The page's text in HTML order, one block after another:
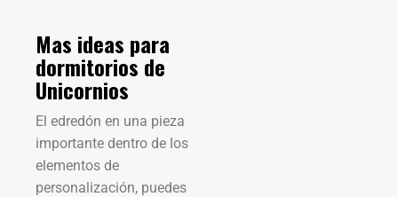
Mas ideas para
dormitorios de
Unicornios
El edredón en una pieza
importante dentro de los
elementos de
personalización, puedes